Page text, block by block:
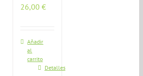
26,00€
Añadir
al
carrito
Detalles